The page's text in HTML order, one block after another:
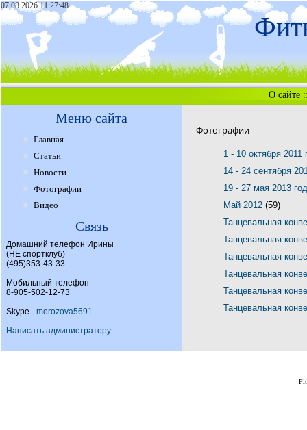
07.08.2026 11:27:48
О сайте
Меню сайта
Главная
Статьи
Новости
Фотографии
Видео
Связь
Домашний телефон Ирины
(НЕ спортклуб)
(495)353-43-33
Мобильный телефон
8-905-502-12-73
Skype - morozova5691
Написать администратору
Фотографии
1 - 10 октября 2011
14 - 24 сентября
19 - 27 мая 2013
Май 2012 (59)
Танцевальная
Танцевальная
Танцевальная
Танцевальная
Танцевальная
Танцевальная